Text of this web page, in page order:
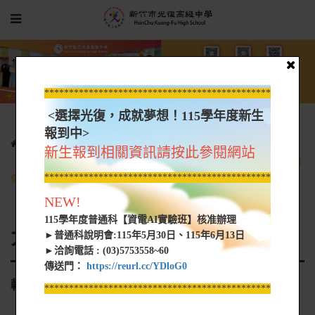
光復新聞
大學營隊資訊
轉知 南亞科技學校財團法人南亞技術學院辦理「2024全國創意環
保教具製作競賽」
大學營隊資訊
轉知 南亞科技學校財團法人南亞技術學院辦理
*****************************************************
<選擇光復，成就夢想！115學年度新生
報到中>
新生報到相關資訊請按此參閱網站
*****************************************************
NEW!
115學年度普通科【資電AI實驗班】核准辦理
►普通科說明會:115年5月30日、115年6月13日
►洽詢電話 : (03)5753558~60
傳送門： https://reurl.cc/YDloG0
*****************************************************